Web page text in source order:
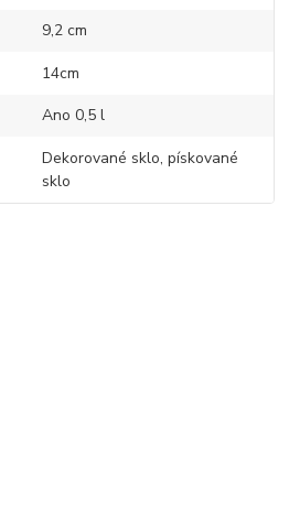
9,2 cm
14cm
Ano 0,5 l
Dekorované sklo, pískované
sklo